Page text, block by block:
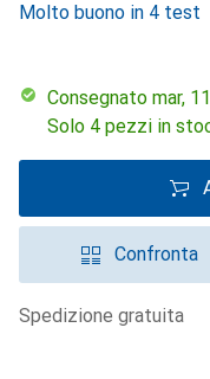
Molto buono in 4 test
Consegnato mar,
Solo 4 pezzi in
Confronta
spedizione gratuita